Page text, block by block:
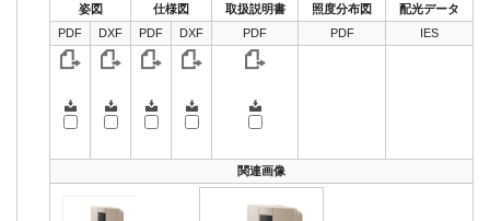
姿図 仕様図 取扱説明書 照度分布図
配光データ
PDF
DXF PDF DXF PDF PDF IES
関連画像